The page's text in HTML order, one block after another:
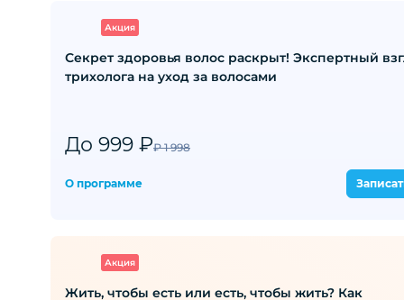
Акция
Секрет здоровья волос раскрыт! Экспертный
трихолога на уход за волосами
До 999 ₽₽ 1 998
О программе
Акция
Жить, чтобы есть или есть, чтобы жить? Как